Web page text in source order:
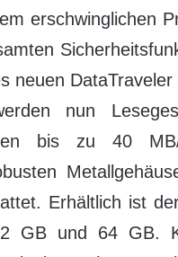
erschwinglichen
neuen
nun
bis zu 40
Erhältlich ist
GB und 64 GB.